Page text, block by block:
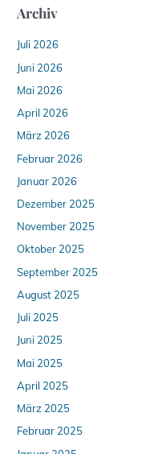
Archiv
Juli 2026
Juni 2026
Mai 2026
April 2026
März 2026
Februar 2026
Januar 2026
Dezember 2025
November 2025
Oktober 2025
September 2025
August 2025
Juli 2025
Juni 2025
Mai 2025
April 2025
März 2025
Februar 2025